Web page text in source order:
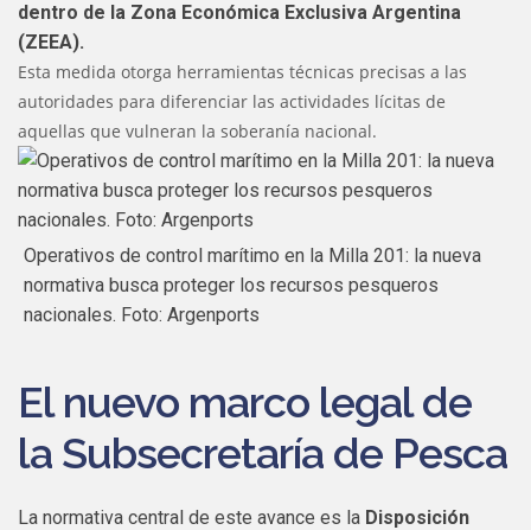
dentro de la Zona Económica Exclusiva Argentina
(ZEEA).
Esta medida otorga herramientas técnicas precisas a las
autoridades para diferenciar las actividades lícitas de
aquellas que vulneran la soberanía nacional.
Operativos de control marítimo en la Milla 201: la nueva
normativa busca proteger los recursos pesqueros
nacionales. Foto: Argenports
El nuevo marco legal de
la Subsecretaría de Pesca
La normativa central de este avance es la Disposición